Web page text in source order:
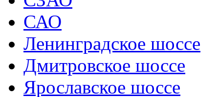
САО
Ленинградское шоссе
Дмитровское шоссе
Ярославское шоссе